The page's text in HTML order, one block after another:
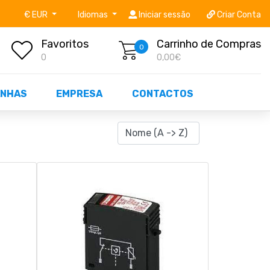
STOCK OFF! Não perca já as centenas de
€ EUR Idiomas Iniciar sessão Criar Conta
Favoritos
0
0 Carrinho de Compras
0,00€
EMPRESA CONTACTOS